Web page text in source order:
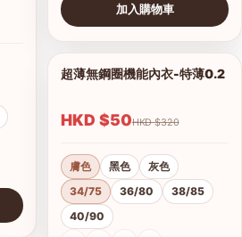
加入購物車
1/21
查看圖片
超薄無鋼圈機能內衣-特薄0.2
HKD $50 HKD $320
膚色 黑色
灰色
34/75
36/80
38/85
40/90